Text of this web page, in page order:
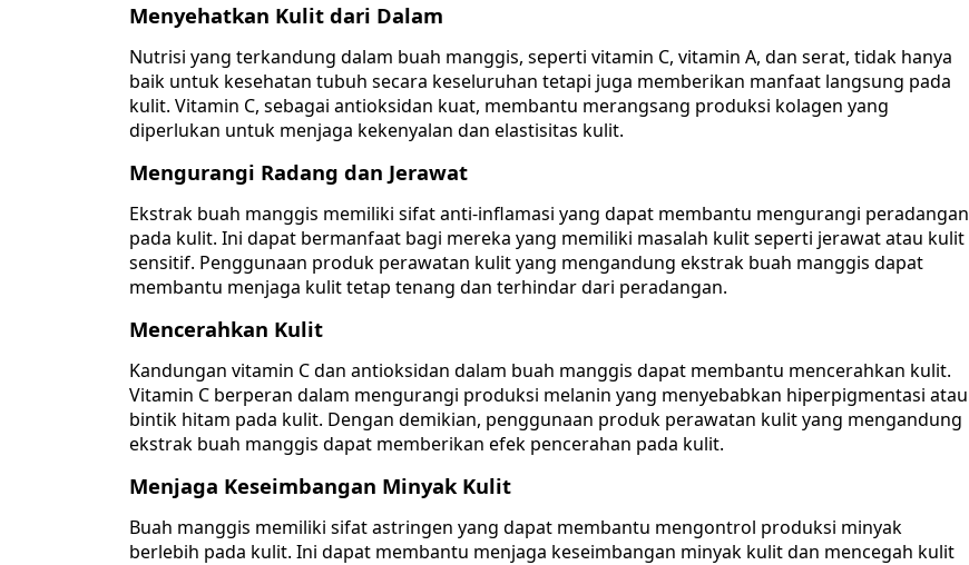
Menyehatkan Kulit dari Dalam
Nutrisi yang terkandung dalam buah manggis, seperti vitamin C, vitamin A, dan serat, tidak hanya
baik untuk kesehatan tubuh secara keseluruhan tetapi juga memberikan manfaat langsung pada
kulit. Vitamin C, sebagai antioksidan kuat, membantu merangsang produksi kolagen yang
diperlukan untuk menjaga kekenyalan dan elastisitas kulit.
Mengurangi Radang dan Jerawat
Ekstrak buah manggis memiliki sifat anti-inflamasi yang dapat membantu mengurangi peradangan
pada kulit. Ini dapat bermanfaat bagi mereka yang memiliki masalah kulit seperti jerawat atau kulit
sensitif. Penggunaan produk perawatan kulit yang mengandung ekstrak buah manggis dapat
membantu menjaga kulit tetap tenang dan terhindar dari peradangan.
Mencerahkan Kulit
Kandungan vitamin C dan antioksidan dalam buah manggis dapat membantu mencerahkan kulit.
Vitamin C berperan dalam mengurangi produksi melanin yang menyebabkan hiperpigmentasi atau
bintik hitam pada kulit. Dengan demikian, penggunaan produk perawatan kulit yang mengandung
ekstrak buah manggis dapat memberikan efek pencerahan pada kulit.
Menjaga Keseimbangan Minyak Kulit
Buah manggis memiliki sifat astringen yang dapat membantu mengontrol produksi minyak
berlebih pada kulit. Ini dapat membantu menjaga keseimbangan minyak kulit dan mencegah kulit